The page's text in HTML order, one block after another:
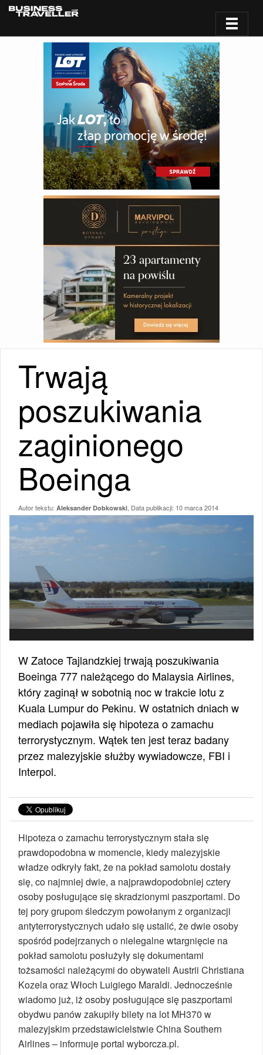
Trwają
poszukiwania
zaginionego
Boeinga
Autor tekstu: Aleksander Dobkowski , Data publikacji: 10 marca 2014
W Zatoce Tajlandzkiej trwają poszukiwania
Boeinga 777 należącego do Malaysia Airlines,
który zaginął w sobotnią noc w trakcie lotu z
Kuala Lumpur do Pekinu. W ostatnich dniach w
mediach pojawiła się hipoteza o zamachu
terrorystycznym. Wątek ten jest teraz badany
przez malezyjskie służby wywiadowcze, FBI i
Interpol.
Hipoteza o zamachu terrorystycznym stała się
prawdopodobna w momencie, kiedy malezyjskie
władze odkryły fakt, że na pokład samolotu dostały
się, co najmniej dwie, a najprawdopodobniej cztery
osoby posługujące się skradzionymi paszportami. Do
tej pory grupom śledczym powołanym z organizacji
antyterrorystycznych udało się ustalić, że dwie osoby
spośród podejrzanych o nielegalne wtargnięcie na
pokład samolotu posłużyły się dokumentami
tożsamości należącymi do obywateli Austrii Christiana
Kozela oraz Włoch Luigiego Maraldi. Jednocześnie
wiadomo już, iż osoby posługujące się paszportami
obydwu panów zakupiły bilety na lot MH370 w
malezyjskim przedstawicielstwie China Southern
Airlines – informuje portal wyborcza.pl.